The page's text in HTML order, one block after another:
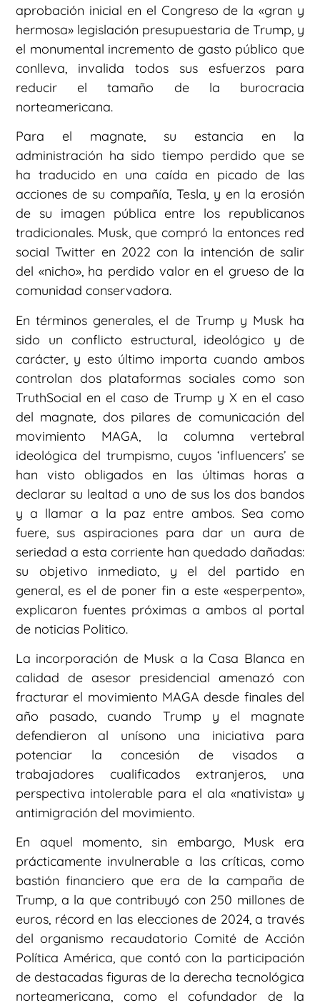
aprobación inicial en el Congreso de la «gran y
hermosa» legislación presupuestaria de Trump, y
el monumental incremento de gasto público que
conlleva, invalida todos sus esfuerzos para
reducir el tamaño de la burocracia
norteamericana.
Para el magnate, su estancia en la
administración ha sido tiempo perdido que se
ha traducido en una caída en picado de las
acciones de su compañía, Tesla, y en la erosión
de su imagen pública entre los republicanos
tradicionales. Musk, que compró la entonces red
social Twitter en 2022 con la intención de salir
del «nicho», ha perdido valor en el grueso de la
comunidad conservadora.
En términos generales, el de Trump y Musk ha
sido un conflicto estructural, ideológico y de
carácter, y esto último importa cuando ambos
controlan dos plataformas sociales como son
TruthSocial en el caso de Trump y X en el caso
del magnate, dos pilares de comunicación del
movimiento MAGA, la columna vertebral
ideológica del trumpismo, cuyos ‘influencers’ se
han visto obligados en las últimas horas a
declarar su lealtad a uno de sus los dos bandos
y a llamar a la paz entre ambos. Sea como
fuere, sus aspiraciones para dar un aura de
seriedad a esta corriente han quedado dañadas:
su objetivo inmediato, y el del partido en
general, es el de poner fin a este «esperpento»,
explicaron fuentes próximas a ambos al portal
de noticias Politico.
La incorporación de Musk a la Casa Blanca en
calidad de asesor presidencial amenazó con
fracturar el movimiento MAGA desde finales del
año pasado, cuando Trump y el magnate
defendieron al unísono una iniciativa para
potenciar la concesión de visados a
trabajadores cualificados extranjeros, una
perspectiva intolerable para el ala «nativista» y
antimigración del movimiento.
En aquel momento, sin embargo, Musk era
prácticamente invulnerable a las críticas, como
bastión financiero que era de la campaña de
Trump, a la que contribuyó con 250 millones de
euros, récord en las elecciones de 2024, a través
del organismo recaudatorio Comité de Acción
Política América, que contó con la participación
de destacadas figuras de la derecha tecnológica
norteamericana, como el cofundador de la